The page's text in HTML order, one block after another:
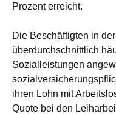
Prozent erreicht.
Die Beschäftigten in
überdurchschnittlich
Sozialleistungen
ihren Lohn mit
Quote bei den